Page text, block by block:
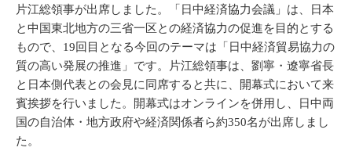
片江総領事が出席しました。「日中経済協力会議」は、日本
と中国東北地方の三省一区との経済協力の促進を目的とする
もので、19回目となる今回のテーマは「日中経済貿易協力の
質の高い発展の推進」です。片江総領事は、劉寧・遼寧省長
と日本側代表との会見に同席すると共に、開幕式において来
賓挨拶を行いました。開幕式はオンラインを併用し、日中両
国の自治体・地方政府や経済関係者ら約350名が出席しまし
た。